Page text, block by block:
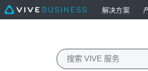
解决方案